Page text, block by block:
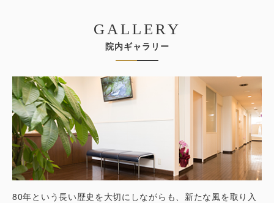
GALLERY
院内ギャラリー
80年という長い歴史を大切にしながらも、新たな風を取り入